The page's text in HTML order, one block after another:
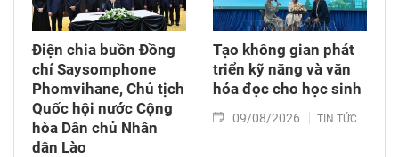
Điện chia buồn Đồng
chí Saysomphone
Phomvihane, Chủ tịch
Quốc hội nước Cộng
hòa Dân chủ Nhân
dân Lào
Tạo không gian phát
triển kỹ năng và văn
hóa đọc cho học sinh
09/08/2026 TIN TỨC